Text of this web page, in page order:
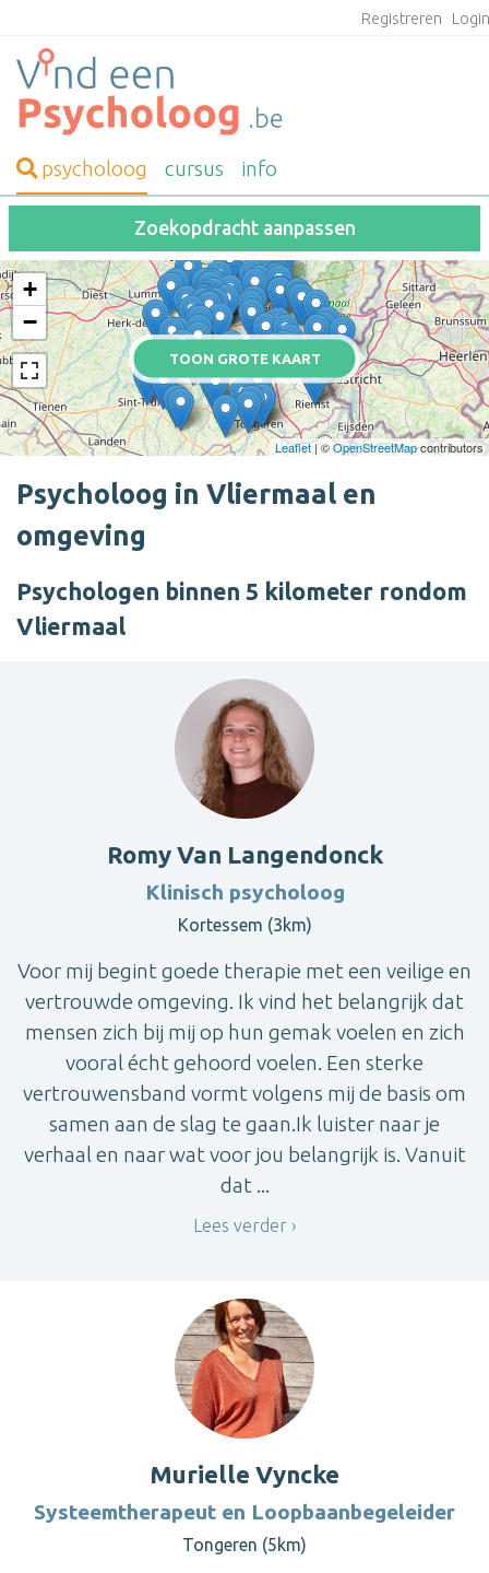
Registreren
psycholoog cursus info
Zoekopdracht aanpassen
TOON GROTE KAART
+
−
Leaflet| ©OpenStreetMapcontributors
Psycholoog in Vliermaal en
omgeving
Psychologen binnen 5 kilometer rondom
Vliermaal
Romy Van Langendonck
Klinisch psycholoog
Kortessem (3km)
Voor mij begint goede therapie met een veilige en
vertrouwde omgeving. Ik vind het belangrijk dat
mensen zich bij mij op hun gemak voelen en zich
vooral écht gehoord voelen. Een sterke
vertrouwensband vormt volgens mij de basis om
samen aan de slag te gaan.Ik luister naar je
verhaal en naar wat voor jou belangrijk is. Vanuit
dat ...
Lees verder
Murielle Vyncke
Systeemtherapeut en Loopbaanbegeleider
Tongeren (5km)